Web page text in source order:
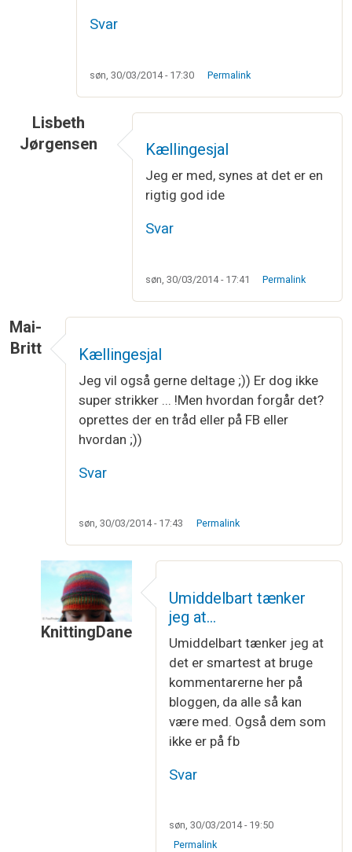
Svar
søn, 30/03/2014 - 17:30 Permalink
Lisbeth
Jørgensen
Kællingesjal
Jeg er med, synes at det er en
rigtig god ide
Svar
søn, 30/03/2014 - 17:41 Permalink
Mai-
Britt
Kællingesjal
Jeg vil også gerne deltage ;)) Er dog ikke
super strikker ... !Men hvordan forgår det?
oprettes der en tråd eller på FB eller
hvordan ;))
Svar
søn, 30/03/2014 - 17:43 Permalink
KnittingDane
KællingesjalafMai-Britt
Umiddelbart tænker
jeg at…
Umiddelbart tænker jeg at
det er smartest at bruge
kommentarerne her på
bloggen, da alle så kan
være med. Også dem som
ikke er på fb
Svar
søn, 30/03/2014 - 19:50
Permalink